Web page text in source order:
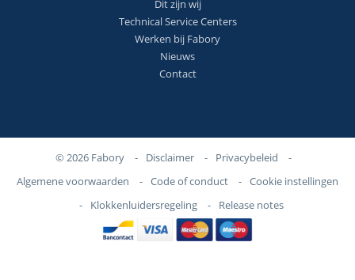
Dit zijn wij
Technical Service Centers
Werken bij Fabory
Nieuws
Contact
© 2026 Fabory - Disclaimer - Privacybeleid
-
Algemene voorwaarden
- Code of conduct - Cookie instellingen
-
Klokkenluidersregeling - Release notes